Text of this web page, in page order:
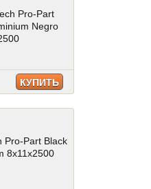
Pro-Part
Negro
КУПИТЬ
Part Black
8x11x2500